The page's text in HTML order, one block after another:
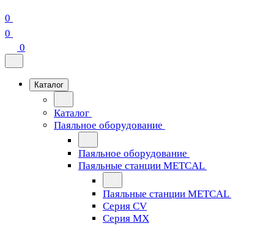
0
0
0
Каталог
Каталог
Паяльное оборудование
Паяльное оборудование
Паяльные станции METCAL
Паяльные станции METCAL
Серия CV
Серия MX